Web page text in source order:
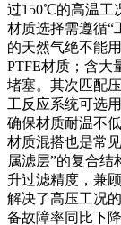
过150℃的高温工
材质选择需遵循“
的天然气绝不能
PTFE材质；含大
堵塞。其次匹配
工反应系统可选
确保材质耐温不
材质混搭也是常
属滤层”的复合结
升过滤精度，兼
解决了高压工况
备故障率同比下